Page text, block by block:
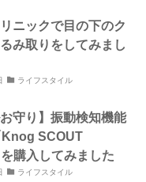
ニックで目の下のク
み取りをしてみまし
ライフスタイル
お守り】振動検知機能
SCOUT
購入してみました
ライフスタイル